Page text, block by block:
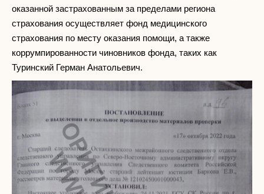
оказанной застрахованным за пределами региона
страхования осуществляет фонд медицинского
страхования по месту оказания помощи, а также
коррумпированности чиновников фонда, таких как
Туринский Герман Анатольевич.